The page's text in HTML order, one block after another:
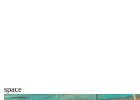
space